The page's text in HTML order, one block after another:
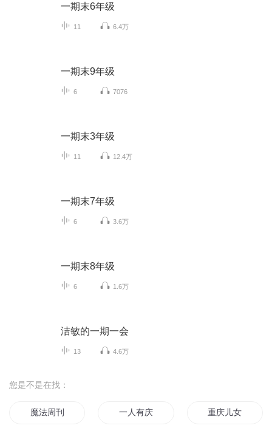
一期末6年级
11 6.4万
一期末9年级
6 7076
一期末3年级
11 12.4万
一期末7年级
6 3.6万
一期末8年级
6 1.6万
洁敏的一期一会
13 4.6万
您是不是在找：
魔法周刊 一人有庆 重庆儿女